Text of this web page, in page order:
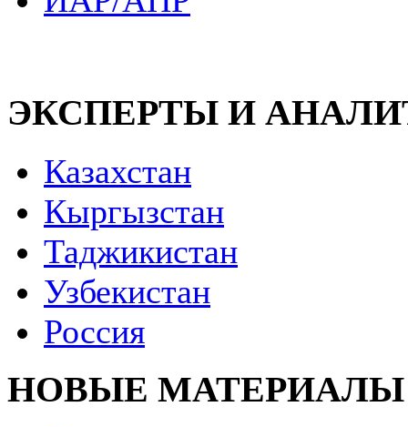
ЭКСПЕРТЫ И
Казахстан
Кыргызстан
Таджикистан
Узбекистан
Россия
НОВЫЕ МАТЕРИАЛЫ